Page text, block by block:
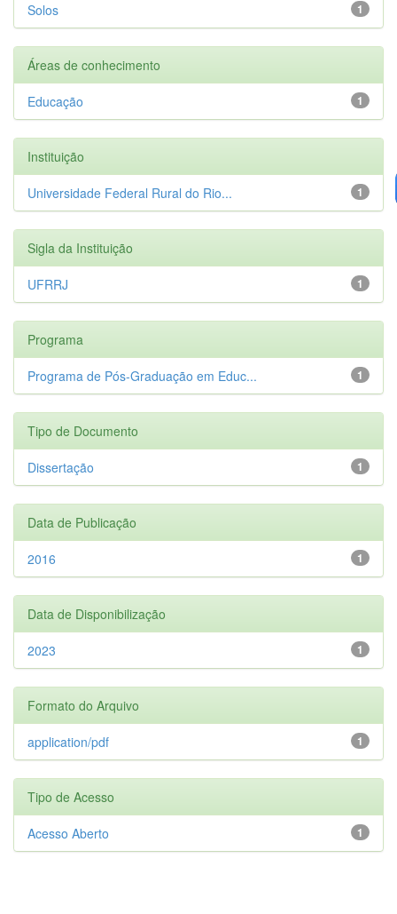
1
Solos
Áreas de conhecimento
1
Educação
Instituição
1
Universidade Federal Rural do Rio...
Sigla da Instituição
1
UFRRJ
Programa
1
Programa de Pós-Graduação em Educ...
Tipo de Documento
1
Dissertação
Data de Publicação
1
2016
Data de Disponibilização
1
2023
Formato do Arquivo
1
application/pdf
Tipo de Acesso
1
Acesso Aberto